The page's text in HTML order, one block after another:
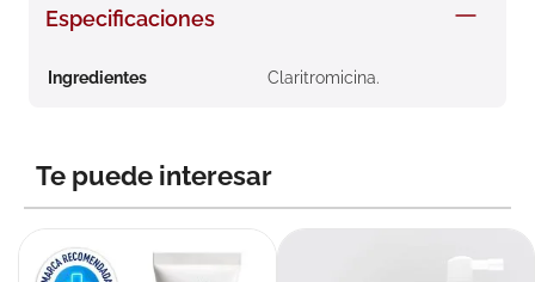
Especificaciones
Ingredientes Claritromicina.
Te puede interesar
8. roche posay
9. nivea